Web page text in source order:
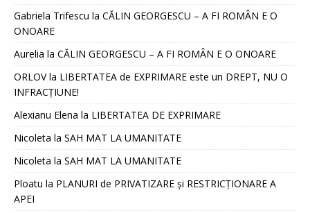
Gabriela Trifescu la CĂLIN GEORGESCU – A FI ROMÂN E O
ONOARE
Aurelia la CĂLIN GEORGESCU – A FI ROMÂN E O ONOARE
ORLOVla LIBERTATEA de EXPRIMARE este un DREPT, NU O
INFRACȚIUNE!
Alexianu Elena la LIBERTATEA DE EXPRIMARE
Nicoleta la SAH MAT LA UMANITATE
Nicoleta la SAH MAT LA UMANITATE
Ploatu la PLANURI de PRIVATIZARE și RESTRICȚIONARE A
APEI